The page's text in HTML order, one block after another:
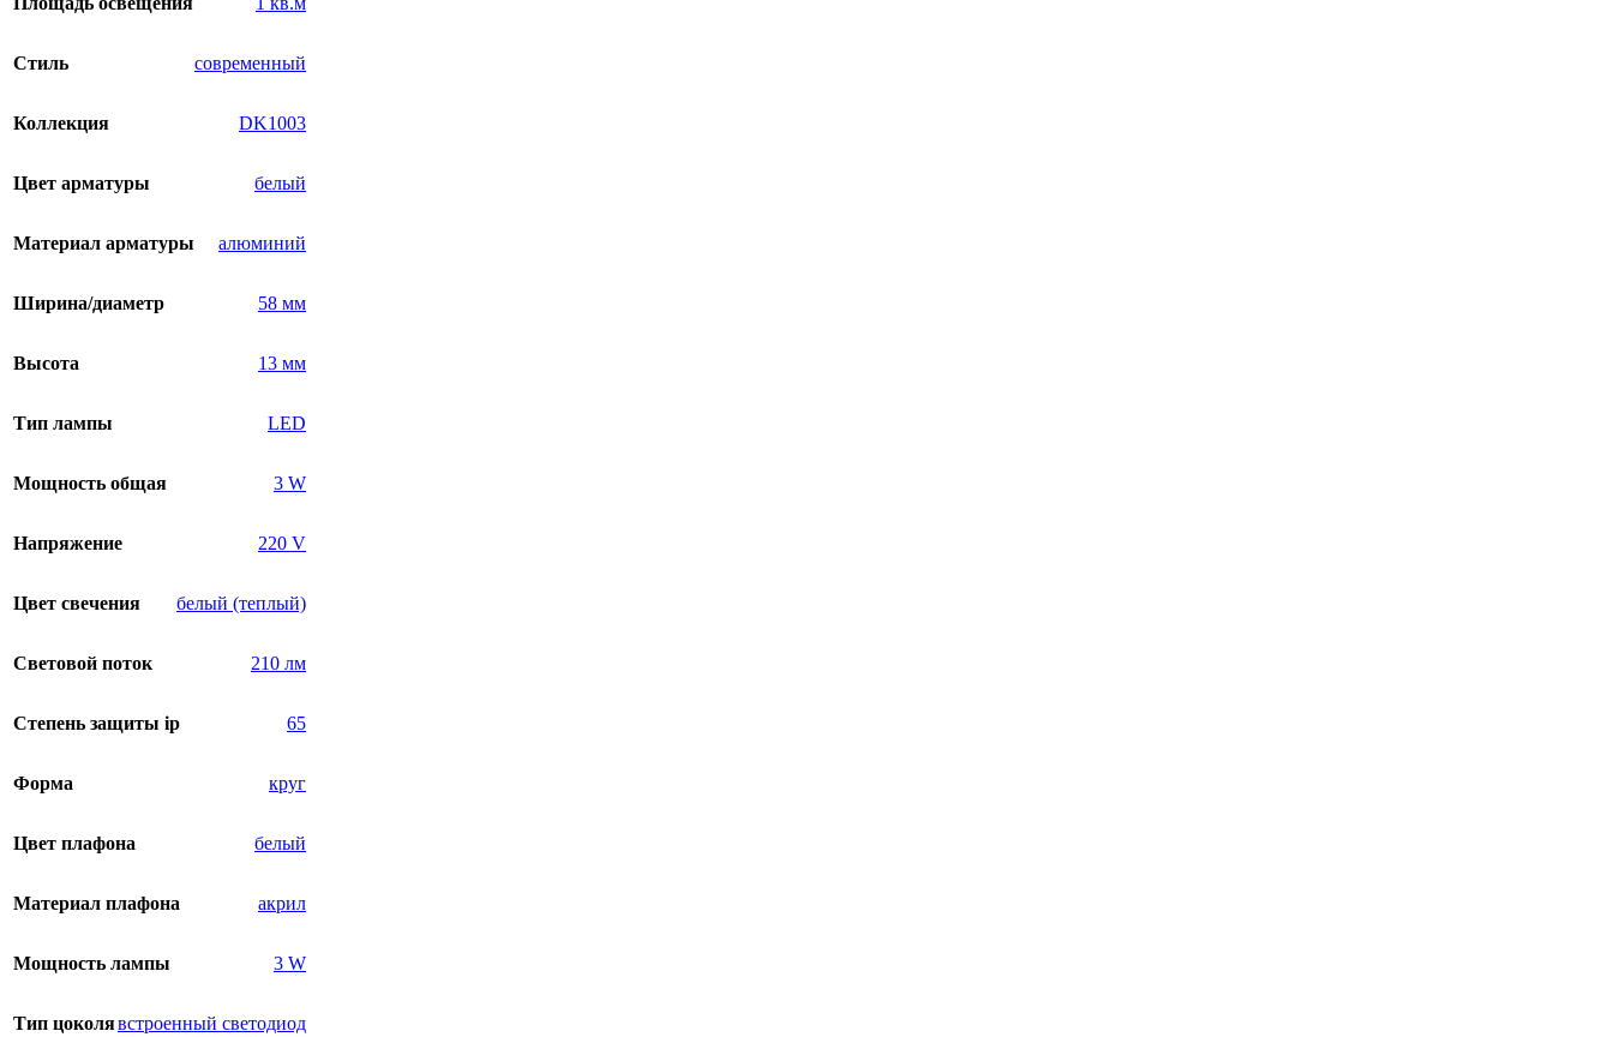
Стиль современный
Коллекция DK1003
Цвет арматуры белый
Материал арматуры алюминий
Ширина/диаметр 58 мм
Высота 13 мм
Тип лампы LED
Мощность общая 3 W
Напряжение 220 V
Цвет свечения белый (теплый)
Световой поток 210 лм
Степень защиты ip 65
Форма круг
Цвет плафона белый
Материал плафона акрил
Мощность лампы 3 W
Тип цоколявстроенный светодиод